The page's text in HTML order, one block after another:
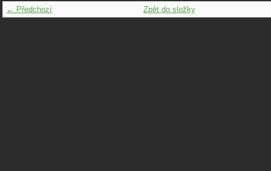
← Předchozí Zpět do složky